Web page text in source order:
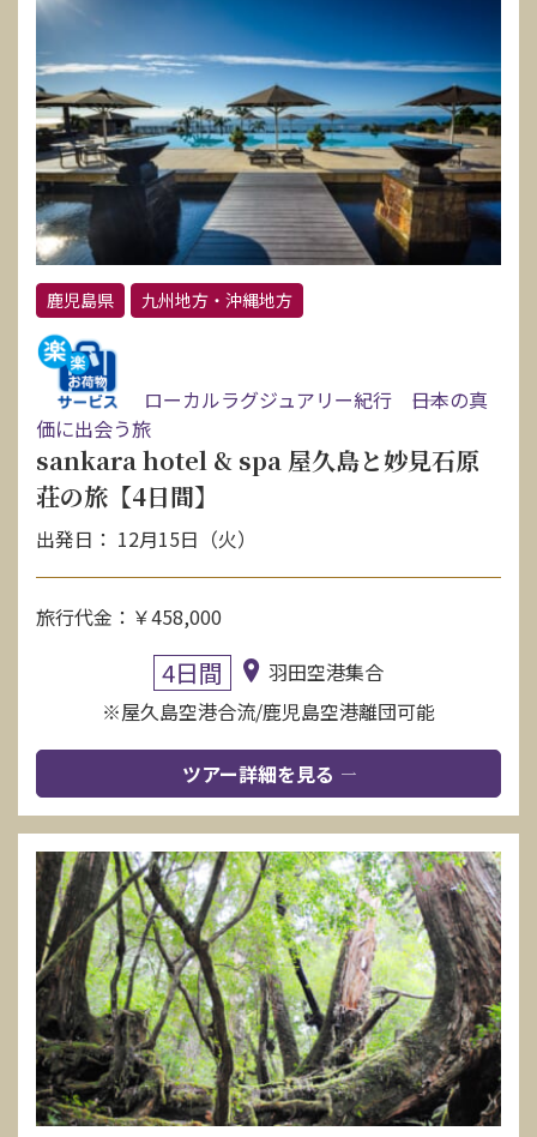
鹿児島県 九州地方・沖縄地方
ローカルラグジュアリー紀行 ――日本の真
価に出会う旅
sankara hotel & spa 屋久島と妙見石原
荘の旅【4日間】
出発日： 12月15日（火）
旅行代金：￥458,000
4日間
羽田空港集合
※屋久島空港合流/鹿児島空港離団可能
ツアー詳細を見る